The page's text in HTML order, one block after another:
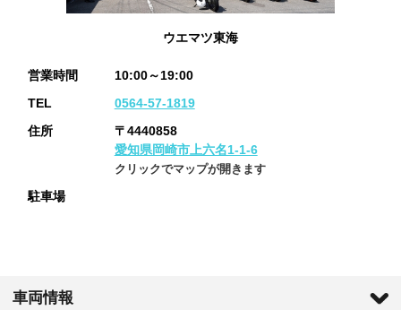
ウエマツ東海
営業時間
10:00～19:00
TEL
0564-57-1819
住所
〒4440858
愛知県岡崎市上六名1-1-6
クリックでマップが開きます
駐車場
車両情報